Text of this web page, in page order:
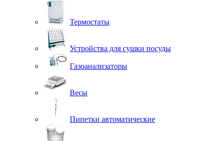
Термостаты
Устройства для сушки посуды
Газоанализаторы
Весы
Пипетки автоматические